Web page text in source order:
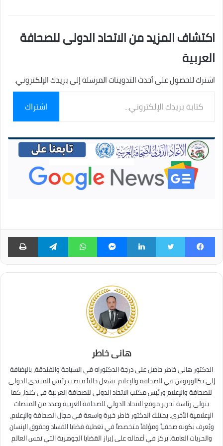
اكتشاف المزيد من الاتحاد الدولى للصحافة
العربية
اشترك للحصول على أحدث التدوينات المرسلة إلى بريدك الإلكتروني.
بريدك
الإلكتروني...
اشتراك
فيسبوك لينكدإن ماسنجر واتساب تيلقرام
هانى خاطر
الدكتور هاني خاطر حاصل على درجة الدكتوراه في السياحة والفندقة، بالإضافة
إلى بكالوريوس في الصحافة والإعلام. يشغل حالياً منصب رئيس المنتدى الدولى
للصحافة والإعلام ورئيس مكتب الاتحاد الدولي للصحافة العربية في كندا، كما
يتولى رئاسة تحرير موقع الاتحاد الدولي للصحافة العربية وعدد من المنصات
الإعلامية الأخرى. يمتلك الدكتور خاطر خبرة واسعة في مجال الصحافة والإعلام،
ويُعرف بكونه صحفياً ومؤلفاً متخصصاً في تغطية قضايا الفساد وحقوق الإنسان
والحريات العامة. يركز في أعماله على إبراز القضايا الجوهرية التي تمس العالم